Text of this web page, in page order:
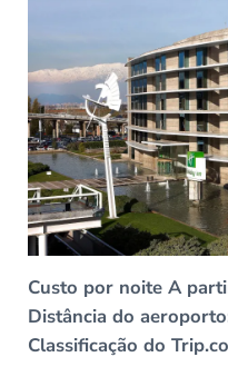
Custo por noite A
Distância do
Classificação do